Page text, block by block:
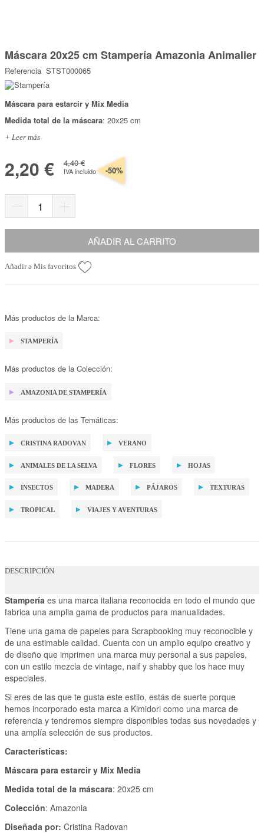
Top Ventas
Temática
Somos Kimidori
comienzo
de
la
galería
de
imágenes
Máscara 20x25 cm Stampería Amazonia Animalier
Referencia STST000065
Máscara para estarcir y Mix Media
Medida total de la máscara: 20x25 cm
+ Leer más
2,20 € 4,40 €
IVA incluido -50%
AÑADIR AL CARRITO
Añadir a Mis favoritos
Más productos de la Marca:
STAMPERÍA
Más productos de la Colección:
AMAZONIA DE STAMPERÍA
Más productos de las Temáticas:
CRISTINA RADOVAN VERANO
ANIMALES DE LA SELVA FLORES HOJAS
INSECTOS MADERA PÁJAROS TEXTURAS
TROPICAL VIAJES Y AVENTURAS
DESCRIPCIÓN
Stampería es una marca italiana reconocida en todo el mundo que
fabrica una amplia gama de productos para manualidades.
Tiene una gama de papeles para Scrapbooking muy reconocible y
de una estimable calidad. Cuenta con un amplio equipo creativo y
de diseño que imprimen una marca muy personal a sus papeles,
con un estilo mezcla de vintage, naif y shabby que los hace muy
especiales.
Si eres de las que te gusta este estilo, estás de suerte porque
hemos incorporado esta marca a Kimidori como una marca de
referencia y tendremos siempre disponibles todas sus novedades y
una amplía selección de sus productos.
Características:
Máscara para estarcir y Mix Media
Medida total de la máscara: 20x25 cm
Colección: Amazonia
Diseñada por: Cristina Radovan